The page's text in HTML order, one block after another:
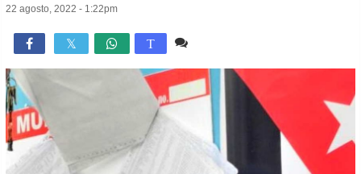
22 agosto, 2022 - 1:22pm
 T